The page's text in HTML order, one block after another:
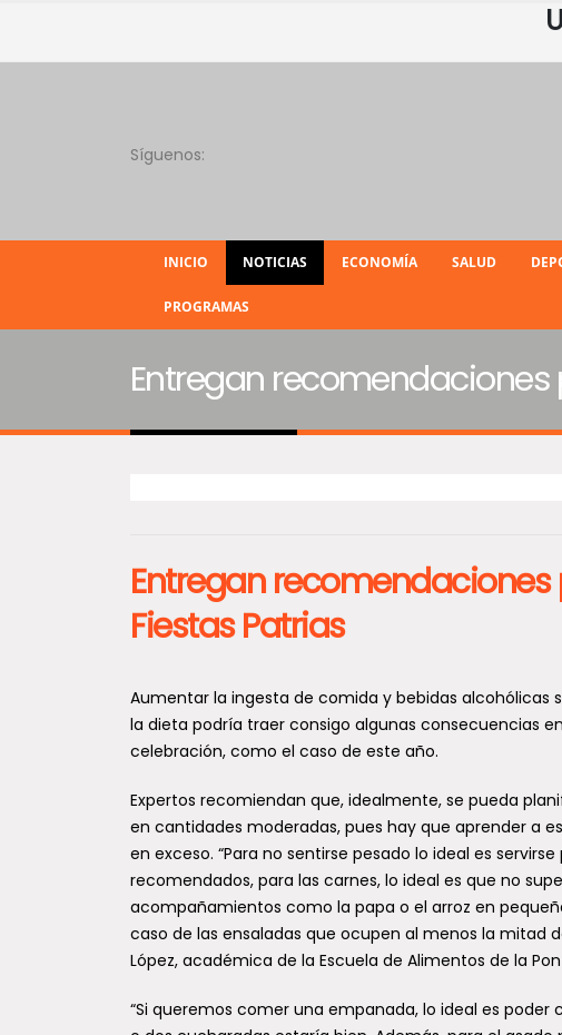
Síguenos:
INICIO NOTICIAS ECONOMÍA SALUD
PROGRAMAS
Entregan
Entregan
Fiestas Patrias
Aumentar la ingesta de comida y bebidas alcohólicas
la dieta podría traer consigo algunas consecuencias
celebración, como el caso de este año.
Expertos recomiendan que, idealmente, se pueda
en cantidades moderadas, pues hay que aprender a
en exceso. “Para no sentirse pesado lo ideal es
recomendados, para las carnes, lo ideal es que no
acompañamientos como la papa o el arroz en
caso de las ensaladas que ocupen al menos la mitad
López, académica de la Escuela de Alimentos de la
“Si queremos comer una empanada, lo ideal es